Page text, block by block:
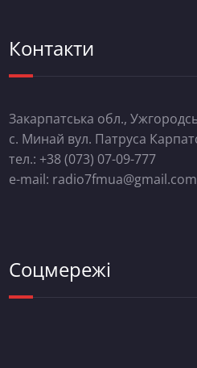
Контакти
Закарпатська обл.,
с. Минай вул. Патруса
тел.: +38 (073) 07-09-777
e-mail: radio7fmua@gmail.com
Соцмережі